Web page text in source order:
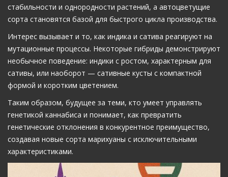
стабильности и однородности растений, а автоцветущие
сорта становятся базой для быстрого цикла производства.
Интерес вызывает и то, как индика и сатива реагируют на
мутационные процессы. Некоторые гибриды демонстрируют
необычное поведение: индики с ростом, характерным для
сативы, или наоборот — сативные кусты с компактной
формой и коротким цветением.
Таким образом, будущее за теми, кто умеет управлять
генетикой каннабиса и понимает, как превратить
генетические отклонения в конкурентное преимущество,
создавая новые сорта марихуаны с исключительными
характеристиками.